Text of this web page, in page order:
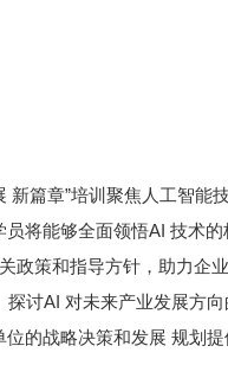
篇章”培训聚焦人工智能
将能够全面领悟AI 技术
政策和指导方针，助力企
讨AI 对未来产业发展方
的战略决策和发展 规划提